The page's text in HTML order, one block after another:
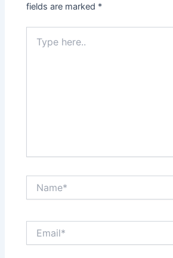
fields are marked *
here..